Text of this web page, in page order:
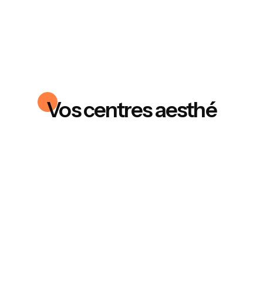
Vos centres aesthé